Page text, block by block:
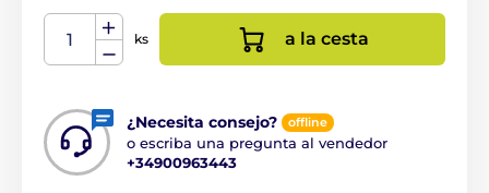
ks a la cesta
¿Necesita consejo? offline
o escriba una pregunta al vendedor
+34900963443